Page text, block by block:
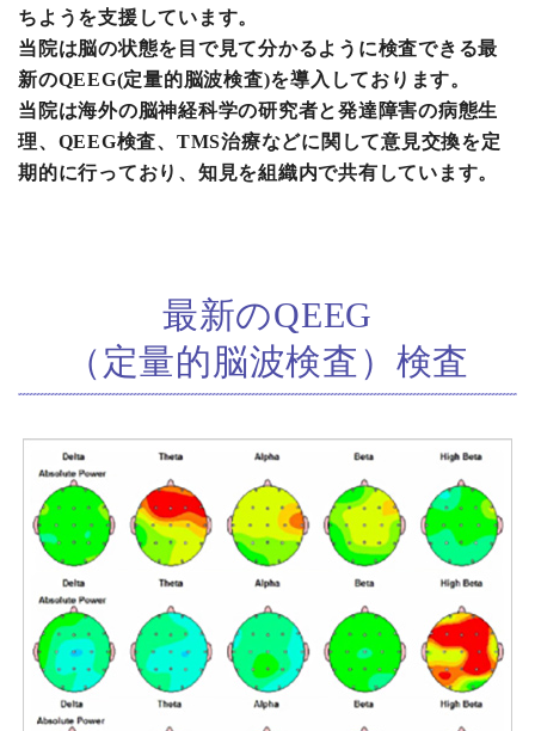
ちようを支援しています。
当院は脳の状態を目で見て分かるように検査できる最
新のQEEG(定量的脳波検査)を導入しております。
当院は海外の脳神経科学の研究者と発達障害の病態生
理、QEEG検査、TMS治療などに関して意見交換を定
期的に行っており、知見を組織内で共有しています。
最新のQEEG
（定量的脳波検査）検査